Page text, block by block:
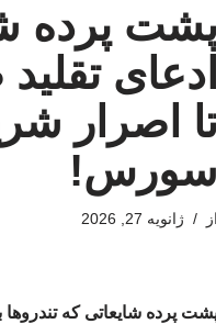
پشت پرده
ادعای
اصرار
سورس!
از ژانویه 27, 2026
پرده شایعاتی که